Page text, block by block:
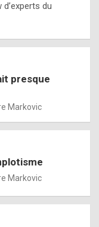
d’experts du
presque
Markovic
Markovic